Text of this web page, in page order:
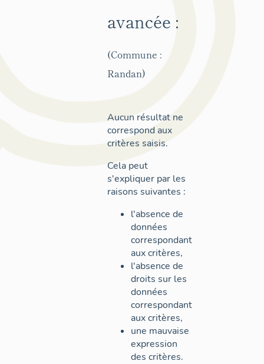
avancée :
(Commune :
Randan)
Aucun résultat ne
correspond aux
critères saisis.
Cela peut
s'expliquer par les
raisons suivantes :
l'absence de
données
correspondant
aux critères,
l'absence de
droits sur les
données
correspondant
aux critères,
une mauvaise
expression
des critères.